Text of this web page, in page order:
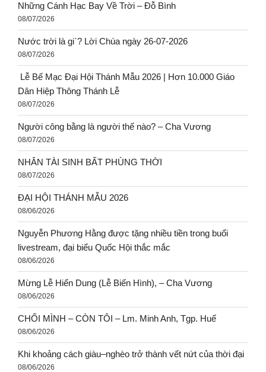
Những Cánh Hạc Bay Về Trời – Đỗ Bình
08/07/2026
Nước trời là gi`? Lời Chúa ngày 26-07-2026
08/07/2026
Lễ Bế Mạc Đại Hội Thánh Mẫu 2026 | Hơn 10.000 Giáo
Dân Hiệp Thông Thánh Lễ
08/07/2026
Người công bằng là người thế nào? – Cha Vương
08/07/2026
NHÂN TÀI SINH BẤT PHÙNG THỜI
08/07/2026
ĐẠI HỘI THÁNH MẪU 2026
08/06/2026
Nguyễn Phương Hằng được tặng nhiều tiền trong buổi
livestream, đại biểu Quốc Hội thắc mắc
08/06/2026
Mừng Lễ Hiển Dung (Lễ Biến Hình), – Cha Vương
08/06/2026
CHỐI MÌNH – CÒN TÔI – Lm. Minh Anh, Tgp. Huế
08/06/2026
Khi khoảng cách giàu–nghèo trở thành vết nứt của thời đại
08/06/2026